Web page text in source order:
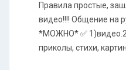
Правила простые,
видео!!!! Общение на
*МОЖНО* ✅
приколы, стихи,